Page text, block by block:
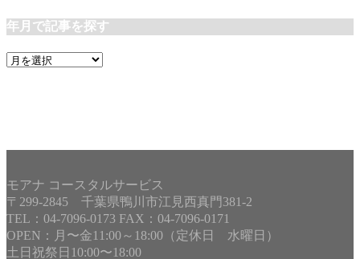
年月で記事を探す
年
モアナ コースタルサービス
〒299-2845 千葉県鴨川市江見西真門381-2
TEL：04-7096-0173 FAX：04-7096-0171
OPEN：月〜金11:00～18:00（定休日 水曜日）
土日祝祭日10:00〜18:00